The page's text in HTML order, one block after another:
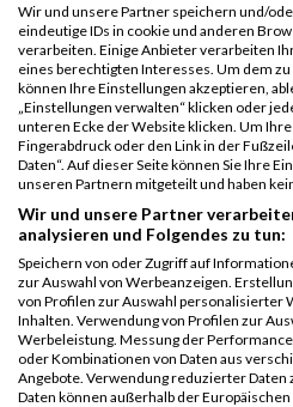
2024
Teamwertung
mixed
Legende:
GPos = Geschlechter Position,
Team Position, DNS = Did not start,
Wir und unsere Partner speichern und/
eindeutige IDs in cookie und anderen
verarbeiten. Einige Anbieter verarbeiten
eines berechtigten Interesses. Um dem
können Ihre Einstellungen akzeptieren,
„Einstellungen verwalten“ klicken oder
unteren Ecke der Website klicken. Um
Fingerabdruck oder den Link in der
Daten“. Auf dieser Seite können Sie Ihre
unseren Partnern mitgeteilt und haben
Wir und unsere Partner
analysieren und Folgendes zu tun:
Speichern von oder Zugriff auf
zur Auswahl von Werbeanzeigen.
von Profilen zur Auswahl personalisierter
Inhalten. Verwendung von Profilen zur
Werbeleistung. Messung der
oder Kombinationen von Daten aus
Angebote. Verwendung reduzierter Daten
Daten können außerhalb der